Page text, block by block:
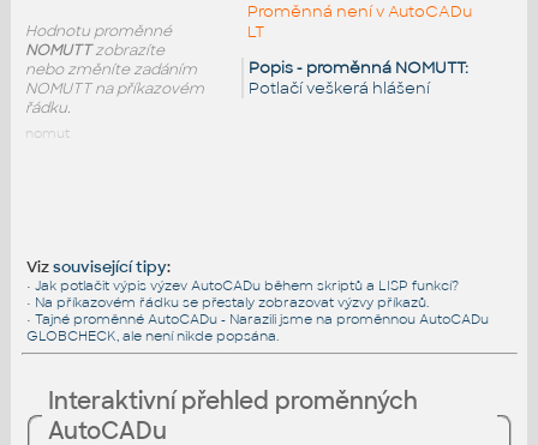
Proměnná není v AutoCADu
LT
Popis - proměnná NOMUTT:
Potlačí veškerá hlášení
Hodnotu proměnné
NOMUTTzobrazíte
nebo změníte zadáním
NOMUTT na příkazovém
řádku.
nomut
Vizsouvisející tipy:
• Jak potlačit výpis výzev AutoCADu během skriptů a LISP funkcí?
• Na příkazovém řádku se přestaly zobrazovat výzvy příkazů.
• Tajné proměnné AutoCADu - Narazili jsme na proměnnou AutoCADu
GLOBCHECK, ale není nikde popsána.
Interaktivní přehled proměnných
AutoCADu